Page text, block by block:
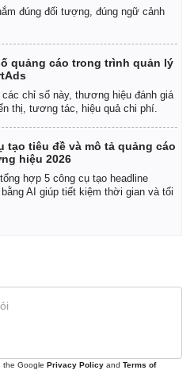
Video
E-Magazine
Infographic
đúng đối tượng, đúng ngữ cảnh
quảng cáo trong trình quản lý
các chỉ số này, thương hiệu đánh giá
thị, tương tác, hiệu quả chi phí.
tạo tiêu đề và mô tả quảng cáo
hiệu 2026
hợp 5 công cụ tạo headline
AI giúp tiết kiệm thời gian và tối
the Google Privacy Policy and Terms of